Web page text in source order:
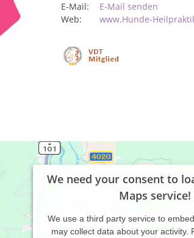
E-Mail:
E-Mail senden
Web:
www.Hunde-
We need your consent to
Maps service!
We use a third party service to
may collect data about your activity.